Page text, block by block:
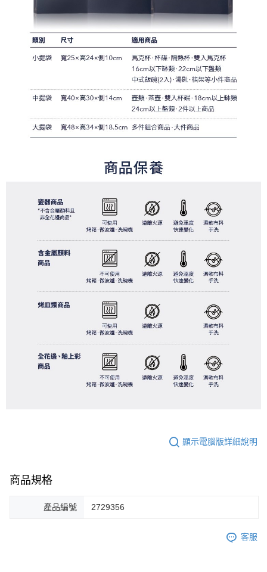
顯示電腦版詳細說明
商品規格
產品編號 2729356
客服